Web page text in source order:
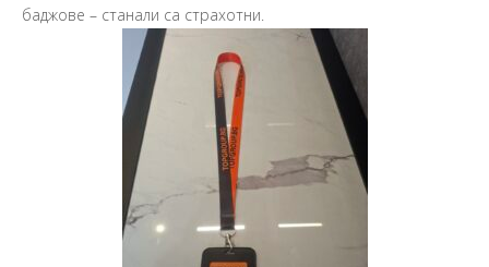
баджове – станали са страхотни.